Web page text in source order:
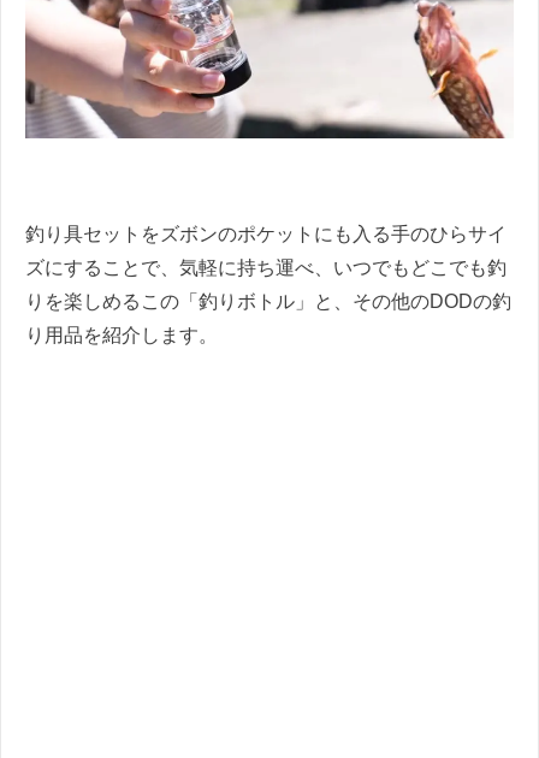
釣り具セットをズボンのポケットにも入る手のひらサイ
ズにすることで、気軽に持ち運べ、いつでもどこでも釣
りを楽しめるこの「釣りボトル」と、その他のDODの釣
り用品を紹介します。